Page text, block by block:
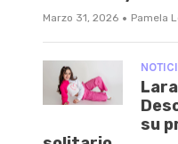
Marzo 31, 2026 · Pamela
su